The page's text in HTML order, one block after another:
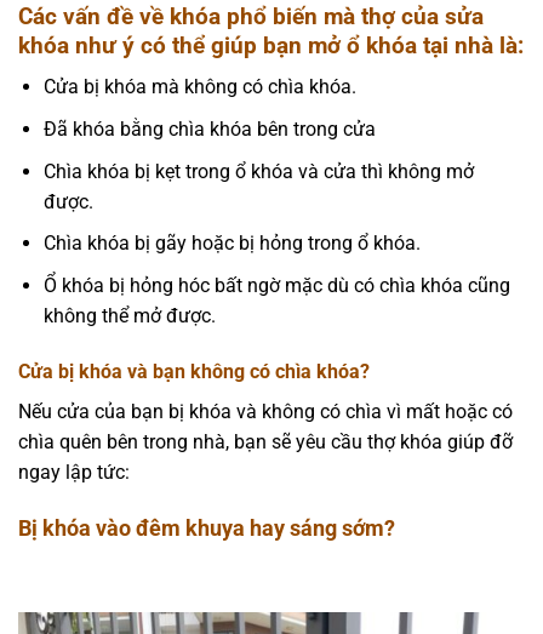
Các vấn đề về khóa phổ biến mà thợ của sửa
khóa như ý có thể giúp bạn mở ổ khóa tại nhà là:
Cửa bị khóa mà không có chìa khóa.
Đã khóa bằng chìa khóa bên trong cửa
Chìa khóa bị kẹt trong ổ khóa và cửa thì không mở
được.
Chìa khóa bị gãy hoặc bị hỏng trong ổ khóa.
Ổ khóa bị hỏng hóc bất ngờ mặc dù có chìa khóa cũng
không thể mở được.
Cửa bị khóa và bạn không có chìa khóa?
Nếu cửa của bạn bị khóa và không có chìa vì mất hoặc có
chìa quên bên trong nhà, bạn sẽ yêu cầu thợ khóa giúp đỡ
ngay lập tức:
Bị khóa vào đêm khuya hay sáng sớm?